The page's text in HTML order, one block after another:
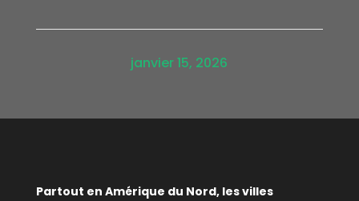
janvier 15, 2026
Partout en Amérique du Nord, les villes